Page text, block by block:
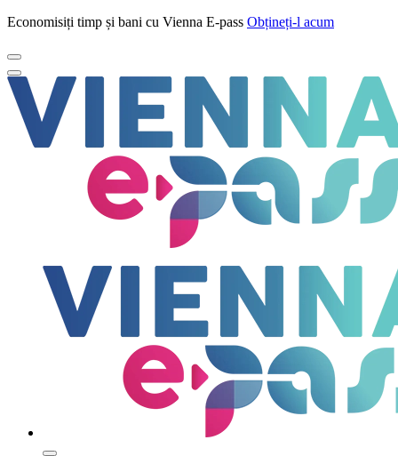
Economisiți timp și bani cu Vienna E-pass Obțineți-l acum